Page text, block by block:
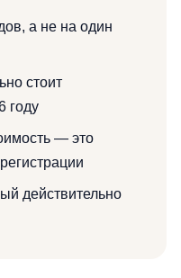
а не на один
стоит
году
— это
действительно